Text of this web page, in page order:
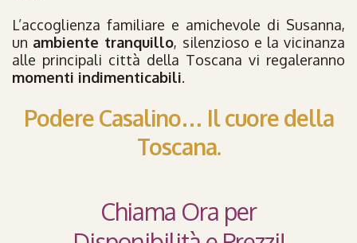
L’accoglienza familiare e amichevole di Susanna,
un ambiente tranquillo, silenzioso e la vicinanza
alle principali città della Toscana vi regaleranno
momenti indimenticabili.
Podere Casalino… Il cuore della
Toscana.
Chiama Ora per